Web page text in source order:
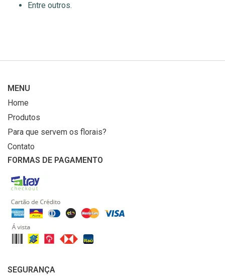
Entre outros.
MENU
Home
Produtos
Para que servem os florais?
Contato
FORMAS DE PAGAMENTO
SEGURANÇA